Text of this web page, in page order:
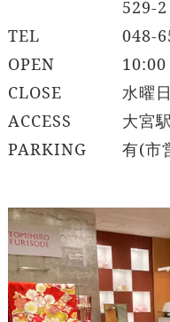
529-2
TEL
048-
OPEN
CLOSE
水曜日
ACCESS
大宮
PARKING
有(市